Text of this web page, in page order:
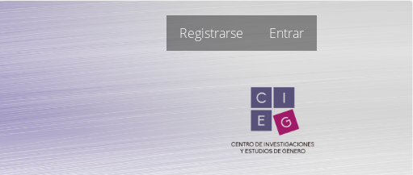
Registrarse Entrar